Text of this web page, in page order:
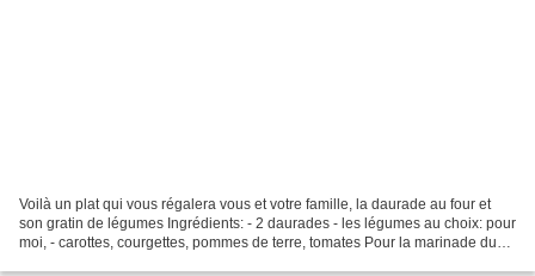
Voilà un plat qui vous régalera vous et votre famille, la daurade au four et
son gratin de légumes Ingrédients: - 2 daurades - les légumes au choix: pour
moi, - carottes, courgettes, pommes de terre, tomates Pour la marinade du